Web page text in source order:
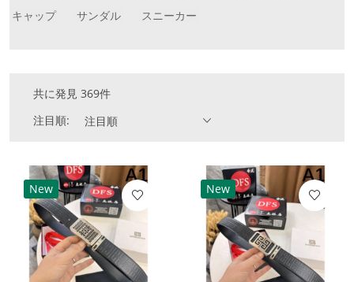
キャップ
サンダル スニーカー
共に発見 369件
注目順:
注目順
New New